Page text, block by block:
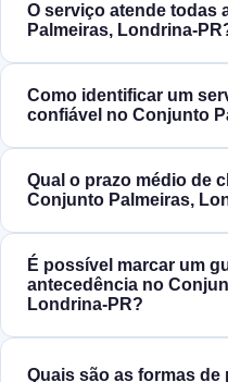
O serviço atende todas
Palmeiras,
Como identificar um
confiável no Conjunto
Qual o prazo médio de
Conjunto Palmeiras,
É possível marcar um
antecedência no
Londrina‑PR?
Quais são as formas